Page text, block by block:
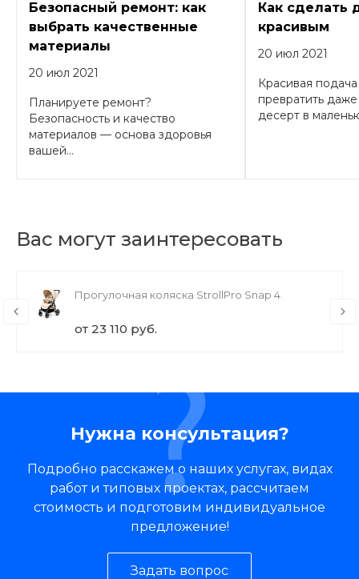
Безопасный ремонт: как
выбрать качественные
материалы
20 июл 2021
Планируете ремонт?
Безопасность и качество
материалов — основа здоровья
вашей...
Как сделать
красивым
20 июл 2021
Красивая
превратить
десерт в
Вас могут заинтересовать
Прогулочная коляска StrollPro Snap 4
от 23 110 руб.
Нужна консультация?
Подробно расскажем о наших услугах, видах
работ и типовых проектах, рассчитаем
стоимость и подготовим индивидуальное
предложение!
Задать вопрос